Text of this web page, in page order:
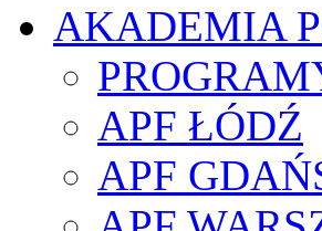
AKADEMIA
APF ŁÓDŹ
APF